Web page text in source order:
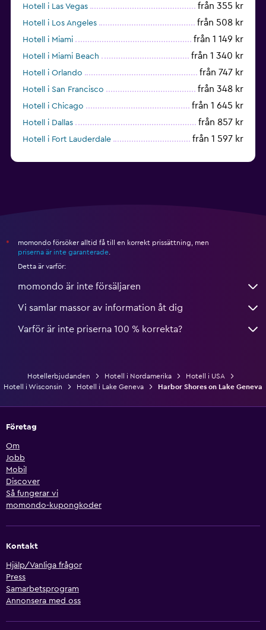
Hotell i Las Vegas från 355 kr
Hotell i Los Angeles från 508 kr
Hotell i Miami från 1 149 kr
Hotell i Miami Beach från 1 340 kr
Hotell i Orlando från 747 kr
Hotell i San Francisco från 348 kr
Hotell i Chicago från 1 645 kr
Hotell i Dallas från 857 kr
Hotell i Fort Lauderdale från 1 597 kr
*
momondo försöker alltid få till en korrekt prissättning, men
priserna är inte garanterade
Detta är varför:
momondo är inte försäljaren
Vi samlar massor av information åt dig
Varför är inte priserna 100 % korrekta?
Hotellerbjudanden Hotell i Nordamerika
Hotell i USA
Hotell i Wisconsin
Hotell i Lake Geneva Harbor Shores on Lake Geneva
Företag
Om
Jobb
Mobil
Discover
Så fungerar vi
momondo-kupongkoder
Kontakt
Hjälp/Vanliga frågor
Press
Samarbetsprogram
Annonsera med oss